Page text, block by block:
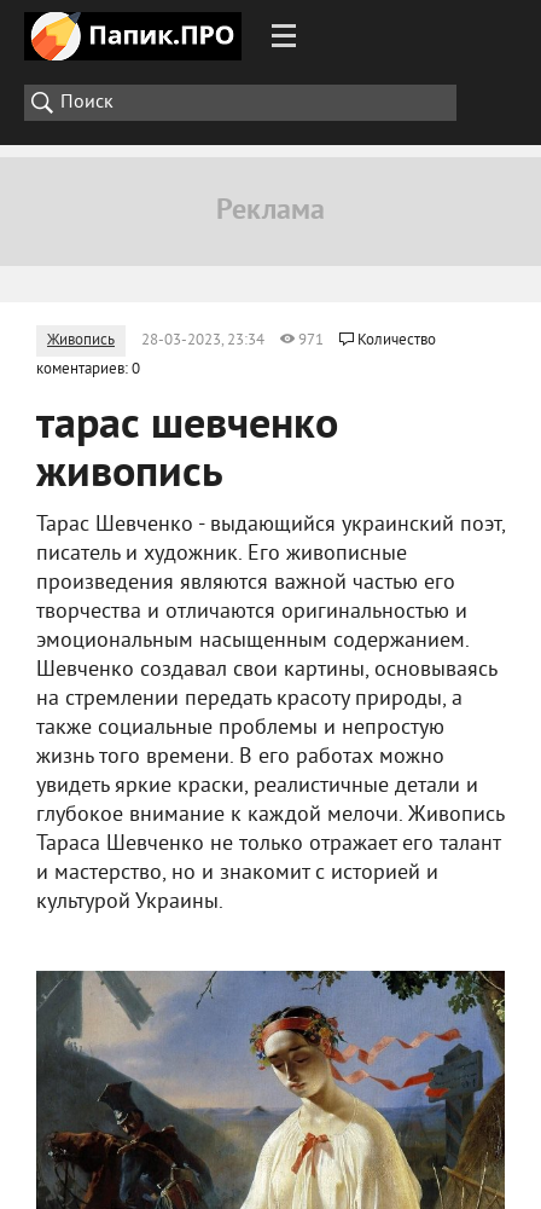
Живопись 28-03-2023, 23:34 971
Количество
коментариев: 0
тарас шевченко
живопись
Тарас Шевченко - выдающийся украинский поэт,
писатель и художник. Его живописные
произведения являются важной частью его
творчества и отличаются оригинальностью и
эмоциональным насыщенным содержанием.
Шевченко создавал свои картины, основываясь
на стремлении передать красоту природы, а
также социальные проблемы и непростую
жизнь того времени. В его работах можно
увидеть яркие краски, реалистичные детали и
глубокое внимание к каждой мелочи. Живопись
Тараса Шевченко не только отражает его талант
и мастерство, но и знакомит с историей и
культурой Украины.